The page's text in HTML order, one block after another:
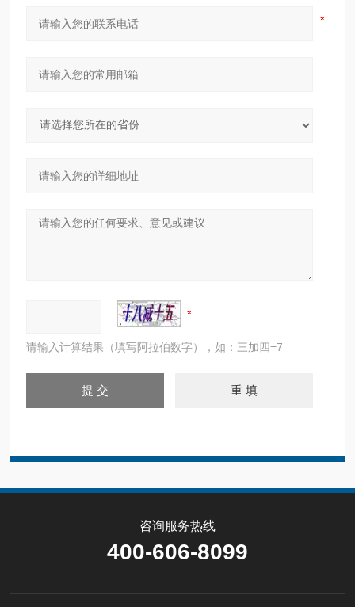
请输入计算结果（填写阿拉伯数字），如：三加四=7
咨询服务热线
400-606-8099